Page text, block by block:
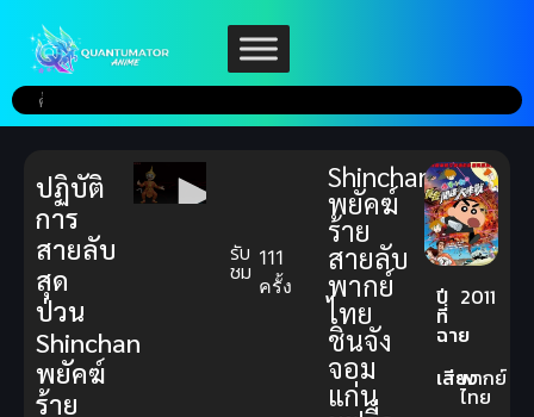
รับ
ชม 111
ครั้ง
Shinchan
พยัคฆ์
ร้าย
สายลับ
พากย์
ไทย
ชินจัง
จอม
แก่น
ปี
ที่
ฉาย
2011
เสียงพากย์
ไทย
ปฏิบัติ
การ
สายลับ
สุด
ป่วน
Shinchan
พยัคฆ์
ร้าย